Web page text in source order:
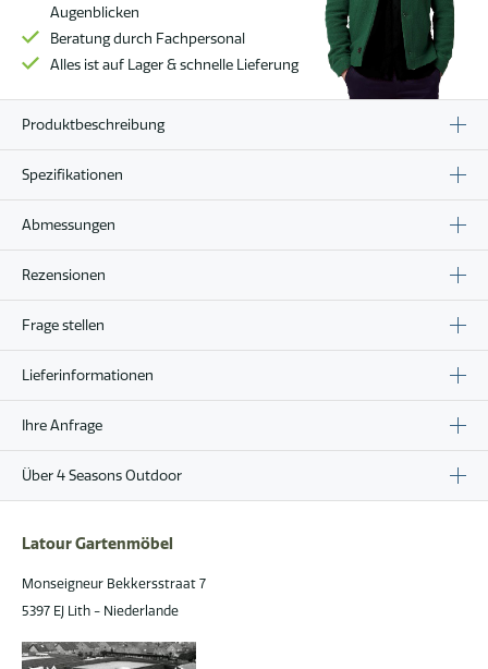
Augenblicken
Beratung durch Fachpersonal
Alles ist auf Lager & schnelle Lieferung
Produktbeschreibung
Spezifikationen
Abmessungen
Rezensionen
Frage stellen
Lieferinformationen
Ihre Anfrage
Über 4 Seasons Outdoor
Latour Gartenmöbel
Monseigneur Bekkersstraat 7
5397 EJ Lith - Niederlande